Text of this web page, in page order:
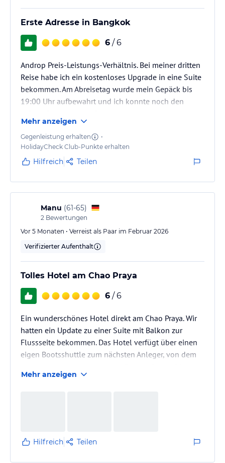
Erste Adresse in Bangkok
6 / 6
Androp Preis-Leistungs-Verhältnis. Bei meiner dritten
Reise habe ich ein kostenloses Upgrade in eine Suite
bekommen. Am Abreisetag wurde mein Gepäck bis
19:00 Uhr aufbewahrt und ich konnte noch den
Perfekter Service!
Mehr anzeigen
Gegenleistung erhalten
•
HolidayCheck Club-Punkte erhalten
Hilfreich Teilen
Manu (61-65)
2 Bewertungen
Vor 5 Monaten • Verreist als Paar im Februar 2026
Verifizierter Aufenthalt
Tolles Hotel am Chao Praya
6 / 6
Ein wunderschönes Hotel direkt am Chao Praya. Wir
hatten ein Update zu einer Suite mit Balkon zur
Flussseite bekommen. Das Hotel verfügt über einen
eigen Bootsshuttle zum nächsten Anleger, von dem
Minuten, ist das Asiatique. Dort kann man gut essen,
Mehr anzeigen
Hilfreich Teilen